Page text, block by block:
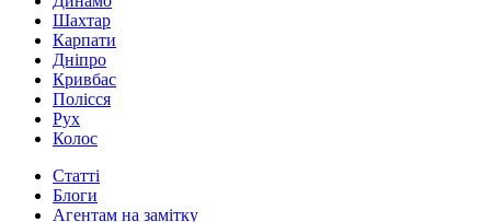
Шахтар
Карпати
Дніпро
Кривбас
Полісся
Рух
Колос
Статті
Блоги
Агентам на замітку